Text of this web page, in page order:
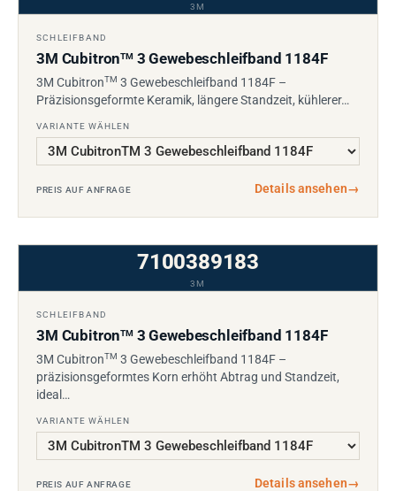
3M
SCHLEIFBAND
3M CubitronTM3 Gewebeschleifband 1184F
3M CubitronTM 3 Gewebeschleifband 1184F –
Präzisionsgeformte Keramik, längere Standzeit, kühlerer…
VARIANTE WÄHLEN
PREIS AUF ANFRAGE Details ansehen→
7100389183
3M
SCHLEIFBAND
3M CubitronTM3 Gewebeschleifband 1184F
3M CubitronTM 3 Gewebeschleifband 1184F –
präzisionsgeformtes Korn erhöht Abtrag und Standzeit,
ideal…
VARIANTE WÄHLEN
PREIS AUF ANFRAGE Details ansehen→